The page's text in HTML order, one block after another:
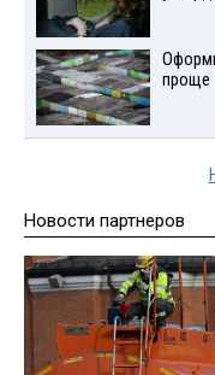
проще
Новости партнеров